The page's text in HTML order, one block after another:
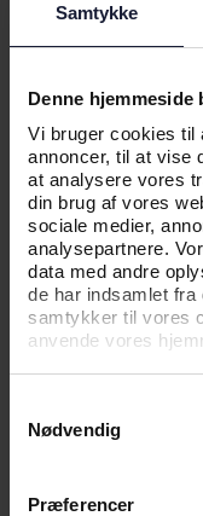
Samtykke
Denne hjemmeside
Vi bruger cookies til
annoncer, til at vise
at analysere vores
din brug af vores
sociale medier,
analysepartnere.
data med andre
de har indsamlet fra
samtykker til vores
anvende vores
Nødvendig
Præferencer
04.08.2026
NYHED
VIBORG FF